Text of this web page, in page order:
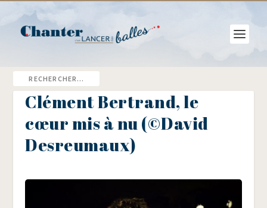
Clément Bertrand, le
cœur mis à nu (©David
Desreumaux)